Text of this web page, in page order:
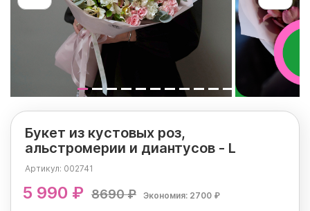
Букет из кустовых роз,
альстромерии и диантусов - L
Артикул: 002741
5 990 ₽ 8690 ₽ Экономия: 2700 ₽